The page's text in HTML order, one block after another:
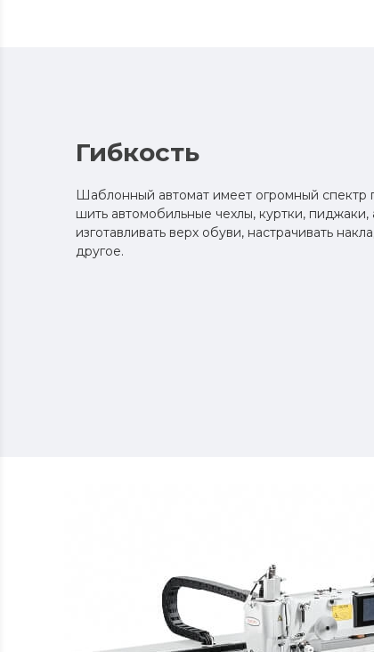
Гибкость
Шаблонный автомат имеет огромный
шить автомобильные чехлы, куртки, пиджаки,
изготавливать верх обуви, настрачивать
другое.